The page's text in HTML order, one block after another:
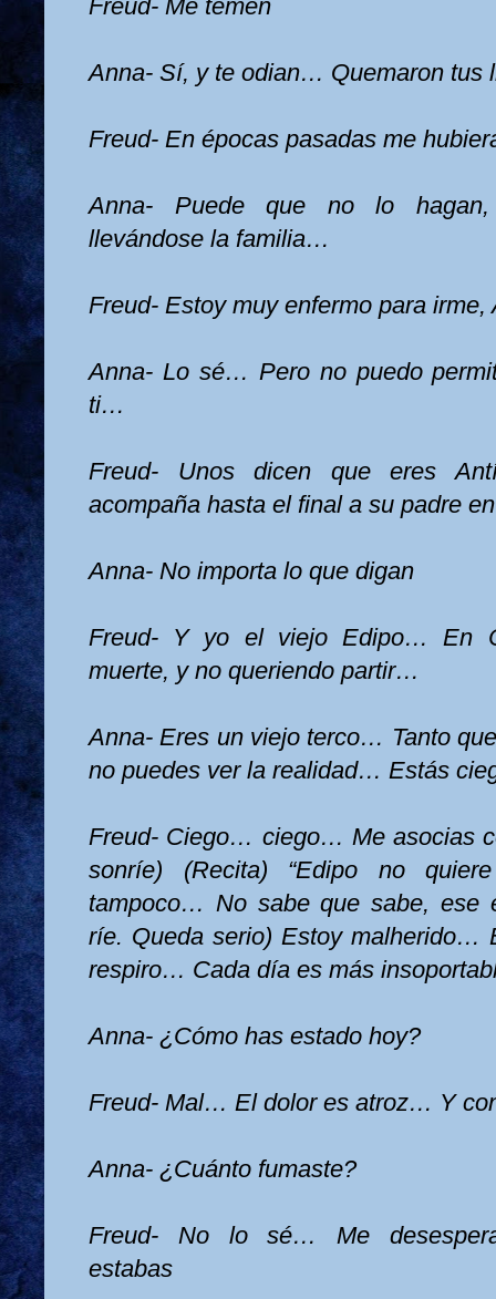
Freud- Me temen
Anna- Sí, y te odian… Quemaron tus
Freud- En épocas pasadas me
Anna- Puede que no lo
llevándose la familia…
Freud- Estoy muy enfermo para irme,
Anna- Lo sé… Pero no puedo
ti…
Freud- Unos dicen que eres
acompaña hasta el final a su padre
Anna- No importa lo que digan
Freud- Y yo el viejo Edipo… En
muerte, y no queriendo partir…
Anna- Eres un viejo terco… Tanto
no puedes ver la realidad… Estás
Freud- Ciego… ciego… Me asocias
sonríe) (Recita) “Edipo no
tampoco… No sabe que sabe, ese
ríe. Queda serio) Estoy malherido…
respiro… Cada día es más
Anna- ¿Cómo has estado hoy?
Freud- Mal… El dolor es atroz… Y
Anna- ¿Cuánto fumaste?
Freud- No lo sé… Me
estabas